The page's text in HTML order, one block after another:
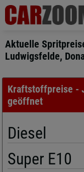
Aktuelle
Ludwigsfelde,
Kraftstoffpreise -
geöffnet
Diesel
Super E10